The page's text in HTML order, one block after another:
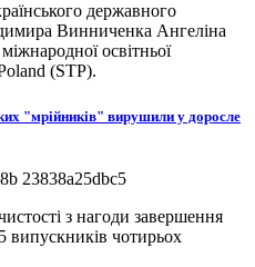
державного
Винниченка Ангеліна
освітньої
(STP).
"мрійників" вирушили у доросле
з нагоди завершення
випускників чотирьох